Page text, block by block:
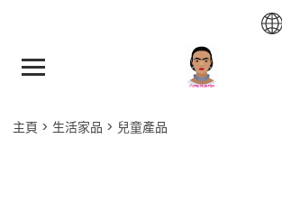
主頁 生活家品 兒童產品